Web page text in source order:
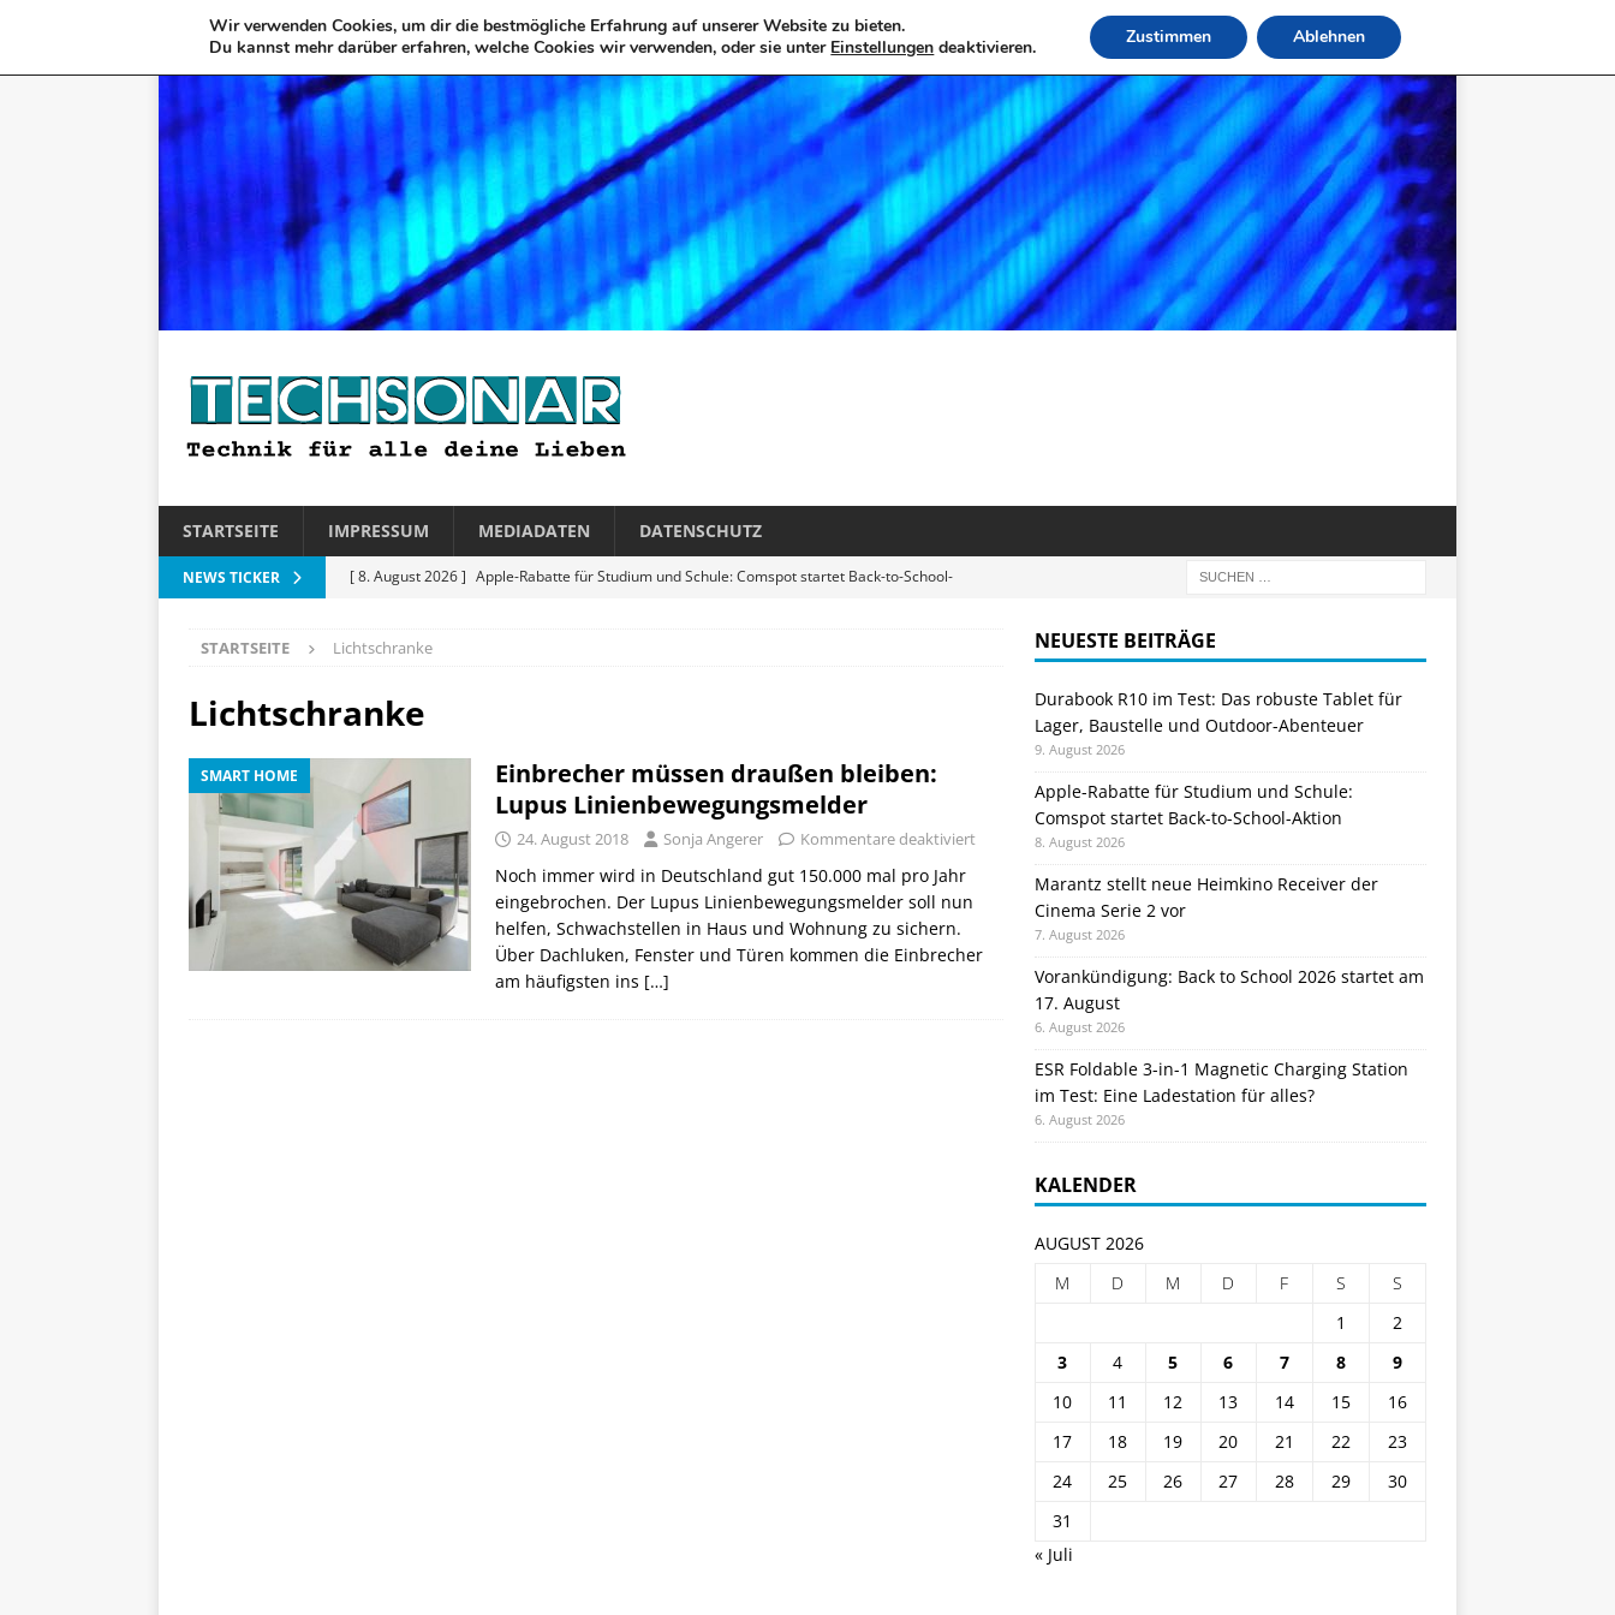
STARTSEITE IMPRESSUM MEDIADATEN DATENSCHUTZ
NEWS TICKER [ 8. August 2026 ] Apple-Rabatte für Studium und Schule: Comspot startet Back-to-School-
[ 7. August 2026 ]
[ 6. August 2026 ]
alles?
APPLE
[ 9. August 2026 ]
Durabook R10 im Test: Das robuste Tablet für Lager, Baustelle und Outdoor-
Abenteuer
STARTSEITE Lichtschranke
Lichtschranke
SMART HOME
Einbrecher müssen draußen bleiben:
Lupus Linienbewegungsmelder
24. August 2018 Sonja Angerer Kommentare deaktiviert
Noch immer wird in Deutschland gut 150.000 mal pro Jahr
eingebrochen. Der Lupus Linienbewegungsmelder soll nun
helfen, Schwachstellen in Haus und Wohnung zu sichern.
Über Dachluken, Fenster und Türen kommen die Einbrecher
am häufigsten ins […]
NEUESTE BEITRÄGE
Durabook R10 im Test: Das robuste Tablet für
Lager, Baustelle und Outdoor-Abenteuer
9. August 2026
Apple-Rabatte für Studium und Schule:
Comspot startet Back-to-School-Aktion
8. August 2026
Marantz stellt neue Heimkino Receiver der
Cinema Serie 2 vor
7. August 2026
Vorankündigung: Back to School 2026 startet am
17. August
6. August 2026
ESR Foldable 3-in-1 Magnetic Charging Station
im Test: Eine Ladestation für alles?
6. August 2026
KALENDER
AUGUST 2026
M
D M D F S
S
1
2
3
4 5 6 7 8
9
10
11 12 13 14 15
16
17
18 19 20 21 22
23
24
25 26 27 28 29
30
31
« Juli
Wir verwenden Cookies, um dir die bestmögliche Erfahrung auf unserer Website zu bieten.
Du kannst mehr darüber erfahren, welche Cookies wir verwenden, oder sie unter Einstellungen deaktivieren. Zustimmen Ablehnen